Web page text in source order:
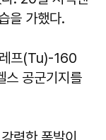
을 가했다.
프(Tu)-160
스 공군기지를